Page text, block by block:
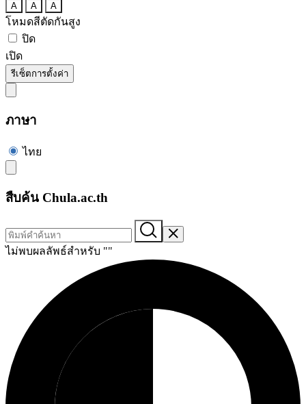
A A A
โหมดสีตัดกันสูง
ปิด
เปิด
รีเซ็ตการตั้งค่า
ภาษา
ไทย
สืบค้น Chula.ac.th
ไม่พบผลลัพธ์สำหรับ ""